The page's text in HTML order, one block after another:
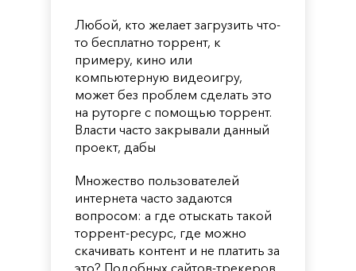
Любой, кто желает загрузить что-
то бесплатно торрент, к
примеру, кино или
компьютерную видеоигру,
может без проблем сделать это
на руторге с помощью торрент.
Власти часто закрывали данный
проект, дабы
Множество пользователей
интернета часто задаются
вопросом: а где отыскать такой
торрент-ресурс, где можно
скачивать контент и не платить за
это? Подобных сайтов-трекеров